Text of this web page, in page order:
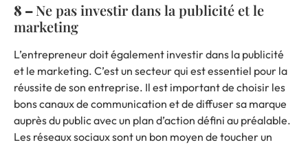
8 –Ne pas investir dans la publicité et le
marketing
L’entrepreneur doit également investir dans la publicité
et le marketing. C’est un secteur qui est essentiel pour la
réussite de son entreprise. Il est important de choisir les
bons canaux de communication et de diffuser sa marque
auprès du public avec un plan d’action défini au préalable.
Les réseaux sociaux sont un bon moyen de toucher un